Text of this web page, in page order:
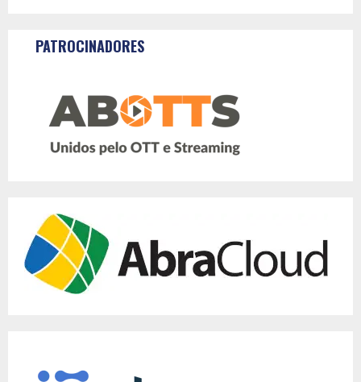
PATROCINADORES